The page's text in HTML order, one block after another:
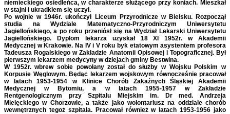
niemieckiego osiedleńca, w charakterze służącego przy koniach. Mieszkał
w stajni i ukradkiem się uczył.
Po wojnie w 1946r. ukończył Liceum Przyrodnicze w Bielsku. Rozpoczął
studia na Wydziale Matematyczno-Przyrodniczym Uniwersytetu
Jagiellońskiego, a po roku przeniósł się na Wydział Lekarski Uniwersytetu
Jagiellońskiego. Dyplom lekarza uzyskał 18 XI 1952r. w Akademii
Medycznej w Krakowie. Na IV i V roku byk etatowym asystentem profesora
Tadeusza Rogalskiego w Zakładzie Anatomii Opisowej i Topograficznej. Był
pierwszym lekarzem medycyny w dziejach gminy Bestwina.
W 1952r. wbrew sobie powołany został do służby w Wojsku Polskim w
Korpusie Węglowym. Będąc lekarzem wojskowym równocześnie pracował
w latach 1953-1954 w Klinice Chorób Zakaźnych Śląskiej Akademii
Medycznej w Bytomiu, a w latach 1955-1957 w Zakładzie
Rentgenologicznym przy Szpitalu Miejskim im. Dr med. Andrzeja
Mielęckiego w Chorzowie, a także jako wolontariusz na oddziale chorób
wewnętrznych tegoż szpitala. Pracował również w latach 1953-1956 jako